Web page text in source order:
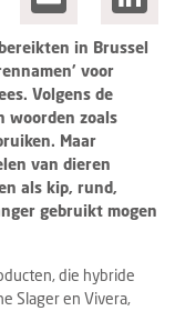
in Brussel
voor
Volgens de
woorden zoals
Maar
van dieren
als kip, rund,
gebruikt mogen
die hybride
Slager en Vivera,